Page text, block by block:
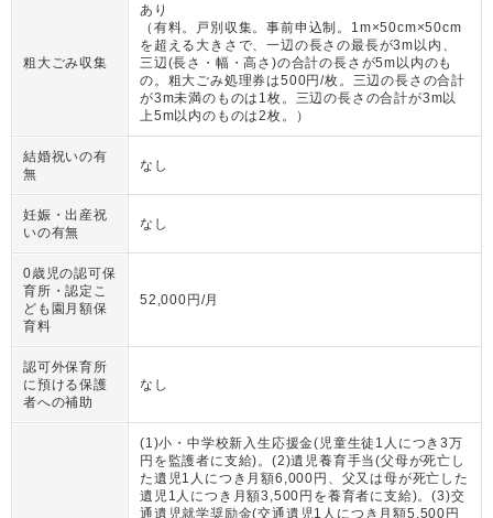
粗大ごみ収集
あり
（ 有料。戸別収集。事前申込制。1m×50cm×50cm
を超える大きさで、一辺の長さの最長が3m以内、
三辺(長さ・幅・高さ)の合計の長さが5m以内のも
の。粗大ごみ処理券は500円/枚。三辺の長さの合計
が3m未満のものは1枚。三辺の長さの合計が3m以
上5m以内のものは2枚。
）
結婚祝いの有
無
なし
妊娠・出産祝
いの有無
なし
0歳児の認可保
育所・認定こ
ども園月額保
育料
52,000円/月
認可外保育所
に預ける保護
者への補助
なし
(1)小・中学校新入生応援金(児童生徒1人につき3万
円を監護者に支給)。(2)遺児養育手当(父母が死亡し
た遺児1人につき月額6,000円、父又は母が死亡した
遺児1人につき月額3,500円を養育者に支給)。(3)交
通遺児就学奨励金(交通遺児1人につき月額5,500円